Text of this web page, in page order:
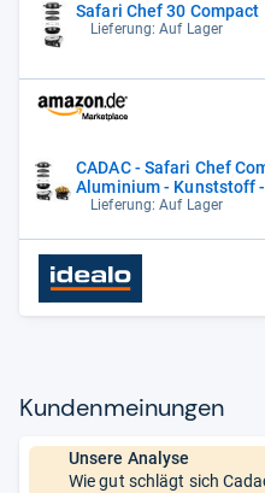
Safari Chef 30 Compact
Lieferung: Auf Lager
CADAC - Safari Chef
Aluminium - Kunststoff -
Lieferung: Auf Lager
Kun­den­mei­nun­gen
Unsere Analyse
Wie gut schlägt sich